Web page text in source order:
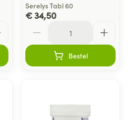
Serelys Tabl 60
€ 34,50
Bestel